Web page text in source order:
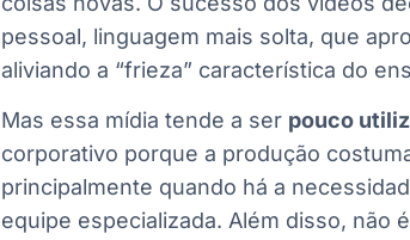
pessoal, linguagem mais solta, que
aliviando a “frieza” característica do
Mas essa mídia tende a ser pouco
corporativo porque a produção
principalmente quando há a
equipe especializada. Além disso, não